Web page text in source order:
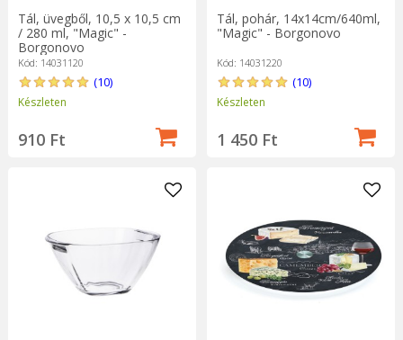
Tál, üvegből, 10,5 x 10,5 cm
/ 280 ml, "Magic" -
Borgonovo
Kód: 14031120
(10)
Készleten
910 Ft
Tál, pohár, 14x14cm/640ml,
"Magic" - Borgonovo
Kód: 14031220
(10)
Készleten
1 450 Ft